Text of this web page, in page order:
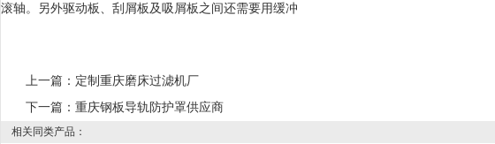
滚轴。另外驱动板、刮屑板及吸屑板之间还需要用缓冲
上一篇： 定制重庆磨床过滤机厂
下一篇： 重庆钢板导轨防护罩供应商
相关同类产品：